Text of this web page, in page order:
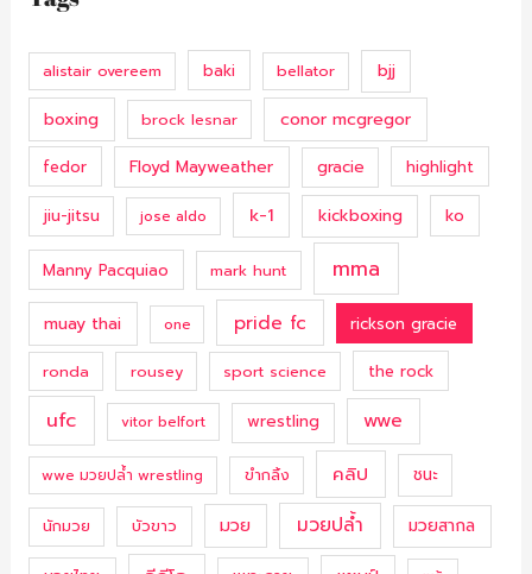
alistair overeem baki bellator
bjj
boxing
brock lesnar conor mcgregor
fedor Floyd Mayweather gracie highlight
jiu-jitsu jose aldo k-1 kickboxing ko
Manny Pacquiao mark hunt mma
muay thai one pride fc rickson gracie
ronda rousey sport science the rock
ufc vitor belfort wrestling wwe
wwe มวยปล้ำ wrestling ขำกลิ้ง คลิป ชนะ
นักมวย บัวขาว มวย มวยปล้ำ มวยสากล